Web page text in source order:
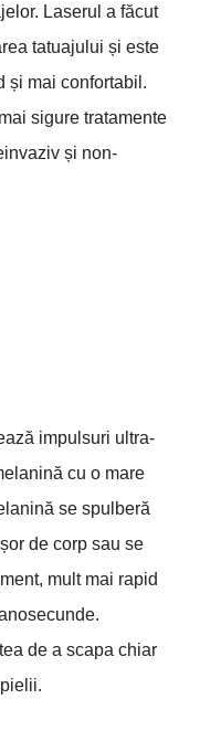
Laserul a făcut
tatuajului și este
și mai confortabil.
sigure tratamente
și non-
impulsuri ultra-
cu o mare
se spulberă
de corp sau se
mult mai rapid
de a scapa chiar